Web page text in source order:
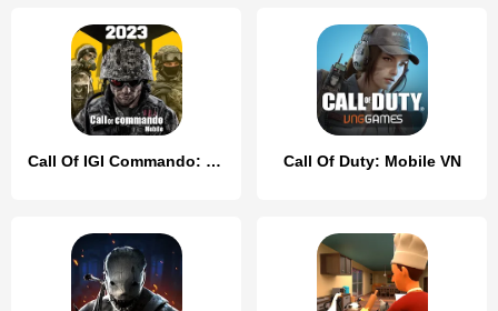
Call Of IGI Commando: Mob Duty Call Of Duty: Mobile VN